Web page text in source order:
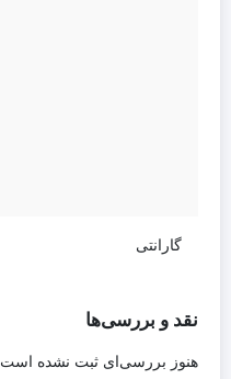
گارانتی
نقد و بررسی‌ها
هنوز بررسی‌ای ثبت نشده است.